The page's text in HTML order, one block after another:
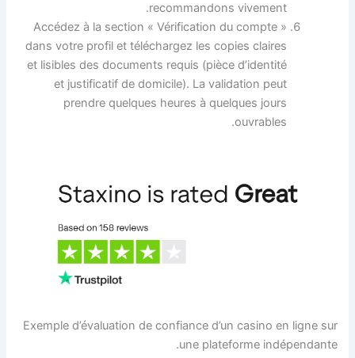
recommandons vivement.
Accédez à la section « Vérification du compte »
dans votre profil et téléchargez les copies claires
et lisibles des documents requis (pièce d’identité
et justificatif de domicile). La validation peut
prendre quelques heures à quelques jours
ouvrables.
Exemple d’évaluation de confiance d’un casino en ligne sur
une plateforme indépendante.